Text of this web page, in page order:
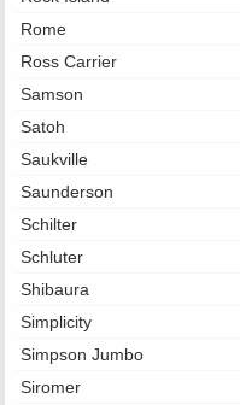
Rome
Ross Carrier
Samson
Satoh
Saukville
Saunderson
Schilter
Schluter
Shibaura
Simplicity
Simpson Jumbo
Siromer